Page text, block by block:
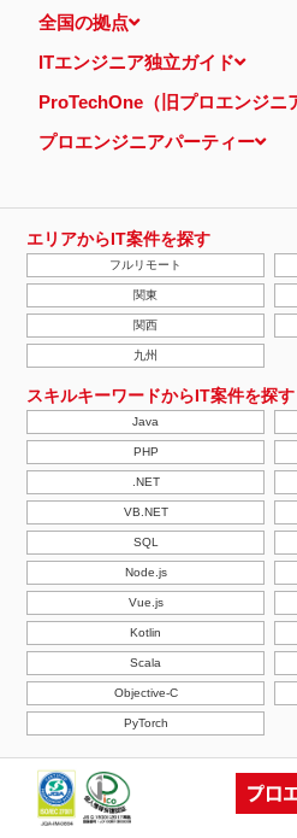
全国の拠点
ITエンジニア独立ガイド
ProTechOne（旧プロエンジニ
プロエンジニアパーティー
エリアからIT案件を探す
フルリモート
関東
関西
九州
スキルキーワードからIT案件を探す
Java
PHP
.NET
VB.NET
SQL
Node.js
Vue.js
Kotlin
Scala
Objective-C
PyTorch